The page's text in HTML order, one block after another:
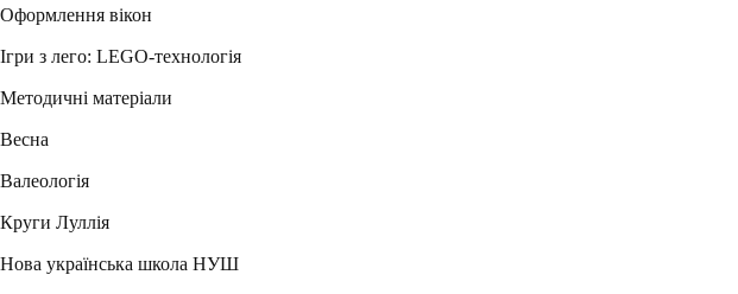
Оформлення вікон
Ігри з лего: LEGO-технологія
Методичні матеріали
Весна
Валеологія
Круги Луллія
Нова українська школа НУШ